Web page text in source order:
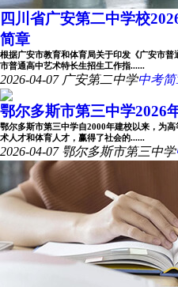
四川省广安第二中学校
简章
根据广安市教育和体育局关于印发《广安市
市普通高中艺术特长生招生工作指......
2026-04-07 广安第二中学中考简
鄂尔多斯市第三中学2026
鄂尔多斯市第三中学自2000年建校以来，为
术人才和体育人才，赢得了社会的......
2026-04-07 鄂尔多斯市第三中学